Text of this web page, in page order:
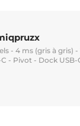
- 4 ms (gris à gris) -
- Pivot - Dock